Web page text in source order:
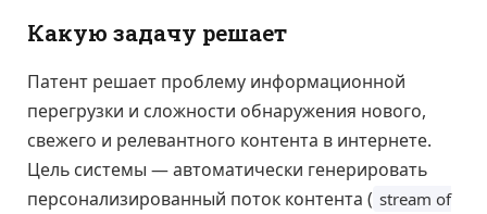
Какую задачу решает
Патент решает проблему информационной
перегрузки и сложности обнаружения нового,
свежего и релевантного контента в интернете.
Цель системы — автоматически генерировать
персонализированный поток контента ( stream of